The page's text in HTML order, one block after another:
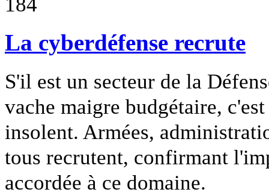
La cyberdéfense recrute
S'il est un secteur de la
vache maigre budgétaire,
insolent. Armées,
tous recrutent, confirmant
accordée à ce domaine.